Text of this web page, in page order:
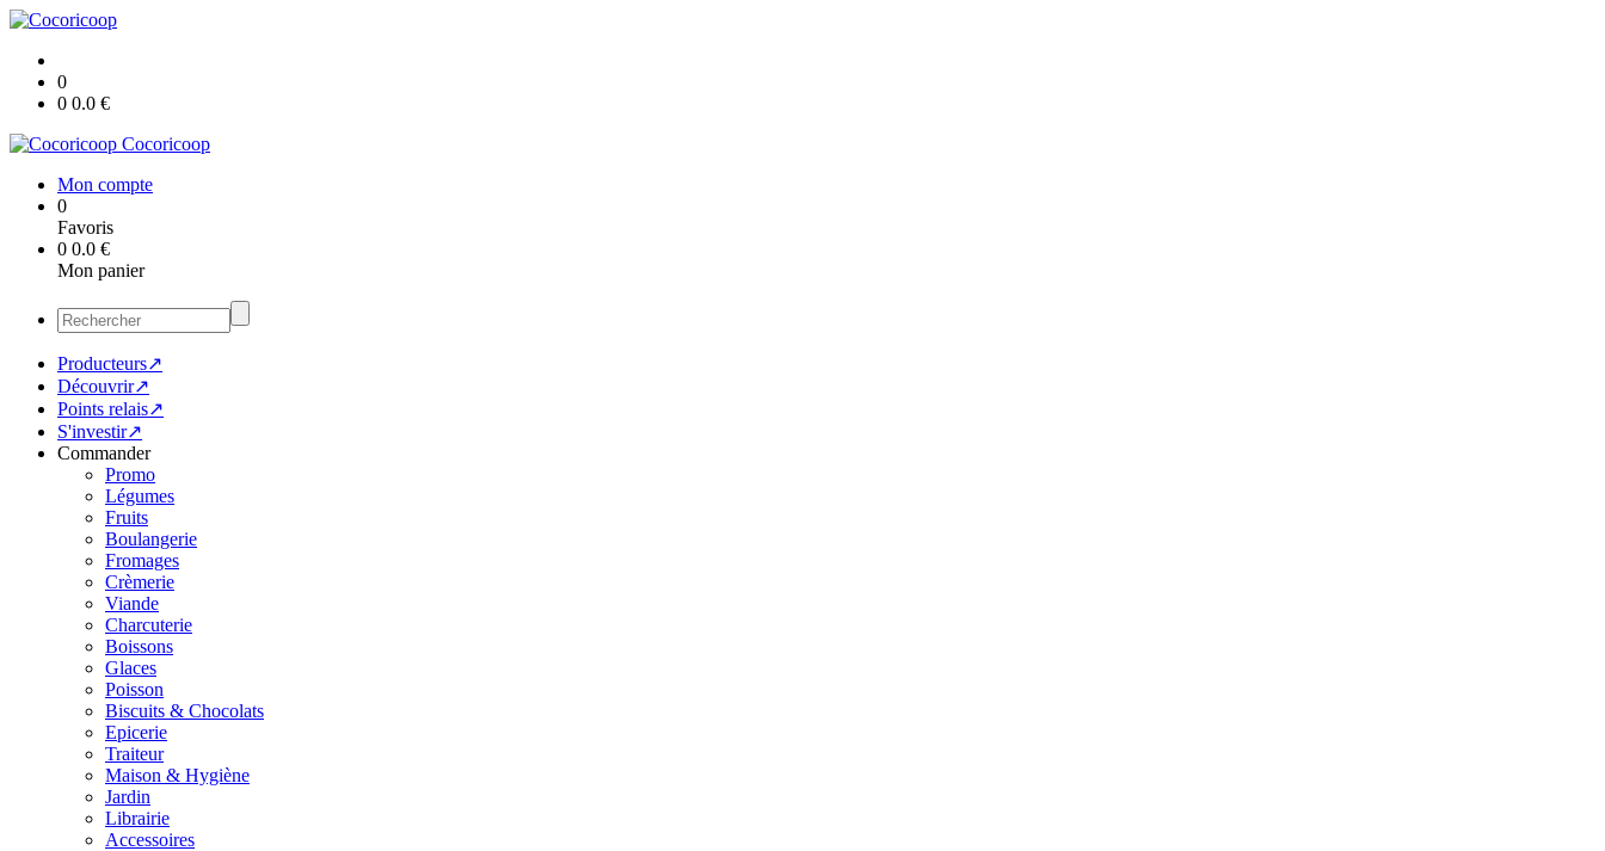
0
0 0.0 €
Cocoricoop
Mon compte
0
Favoris
0 0.0 €
Mon panier
Producteurs↗
Découvrir↗
Points relais↗
S'investir↗
Commander
Promo
Légumes
Fruits
Boulangerie
Fromages
Crèmerie
Viande
Charcuterie
Boissons
Glaces
Poisson
Biscuits & Chocolats
Epicerie
Traiteur
Maison & Hygiène
Jardin
Librairie
Accessoires